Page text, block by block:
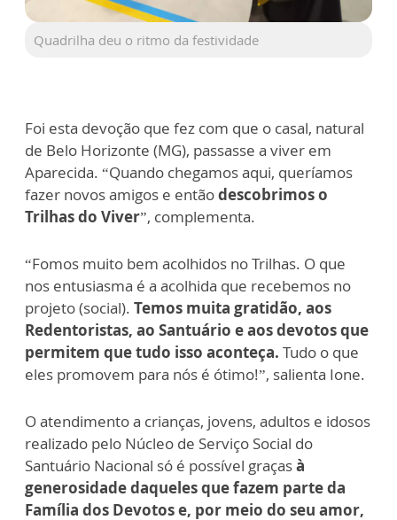
Quadrilha deu o ritmo da festividade
Foi esta devoção que fez com que o casal, natural
de Belo Horizonte (MG), passasse a viver em
Aparecida. “Quando chegamos aqui, queríamos
fazer novos amigos e entãodescobrimos o
Trilhas do Viver”, complementa.
“Fomos muito bem acolhidos no Trilhas. O que
nos entusiasma é a acolhida que recebemos no
projeto (social). Temos muita gratidão, aos
Redentoristas, ao Santuário e aos devotos que
permitem que tudo isso aconteça. Tudo o que
eles promovem para nós é ótimo!”, salienta Ione.
O atendimento a crianças, jovens, adultos e idosos
realizado pelo Núcleo de Serviço Social do
Santuário Nacional só é possível graçasà
generosidade daqueles que fazem parte da
Família dos Devotos e, por meio do seu amor,